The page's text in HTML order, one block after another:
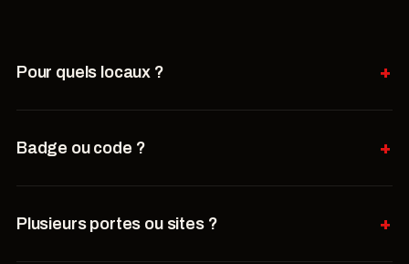
Pour quels locaux ?
Badge ou code ?
Plusieurs portes ou sites ?